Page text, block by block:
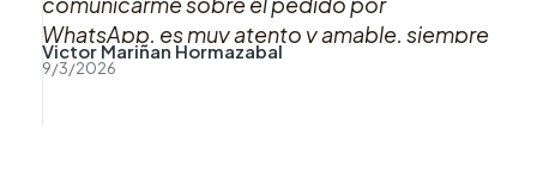
WhatsApp, es muy atento y amable, siempre
se mantuvo pendiente acerca del estado de
Victor Mariñan Hormazabal
9/3/2026